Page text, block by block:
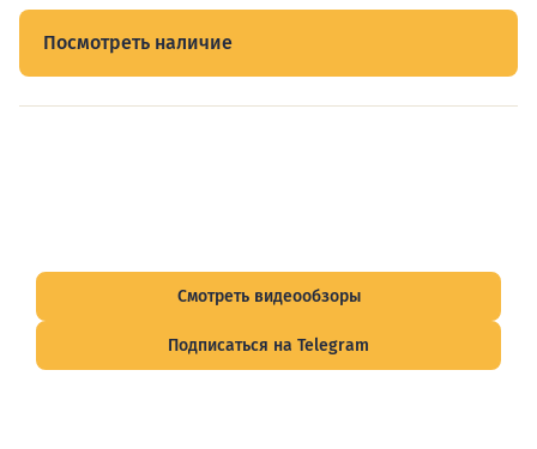
Посмотреть наличие
Смотреть видеообзоры
Подписаться на Telegram